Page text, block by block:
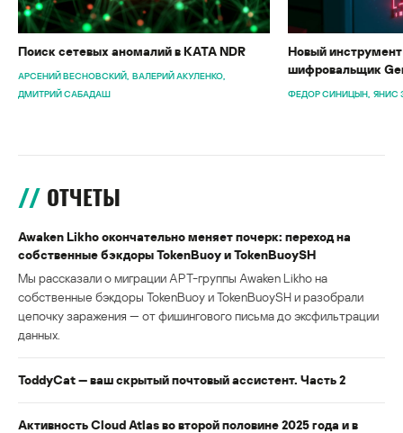
Поиск сетевых аномалий в KATA NDR
АРСЕНИЙ ВЕСНОВСКИЙ ВАЛЕРИЙ АКУЛЕНКО
ДМИТРИЙ САБАДАШ
Новый
шифровальщик
ФЕДОР СИНИЦЫН ЯНИС
ОТЧЕТЫ
Awaken Likho окончательно меняет почерк: переход на
собственные бэкдоры TokenBuoy и TokenBuoySH
Мы рассказали о миграции APT-группы Awaken Likho на
собственные бэкдоры TokenBuoy и TokenBuoySH и разобрали
цепочку заражения — от фишингового письма до эксфильтрации
данных.
ToddyCat — ваш скрытый почтовый ассистент. Часть 2
Активность Cloud Atlas во второй половине 2025 года и в